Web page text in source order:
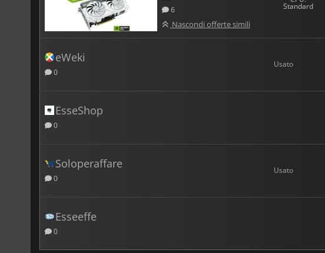
6
Nascondi offerte simili
Standard
eWeki
0
Usato
EsseShop
0
Soloperaffare
0
Usato
Esseeffe
0